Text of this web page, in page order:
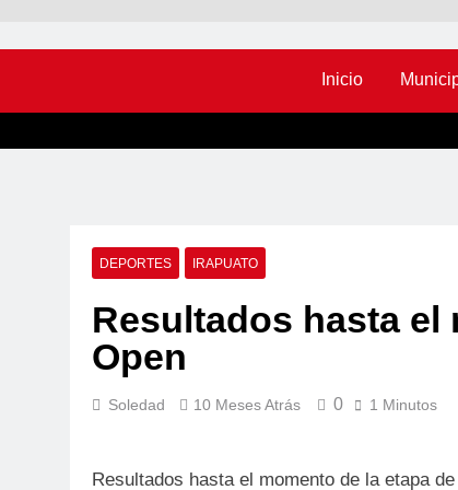
Inicio
DEPORTES IRAPUATO
Resultados hasta el
Open
Soledad 10 Meses Atrás 0 1 Minutos
Resultados hasta el momento de la etapa